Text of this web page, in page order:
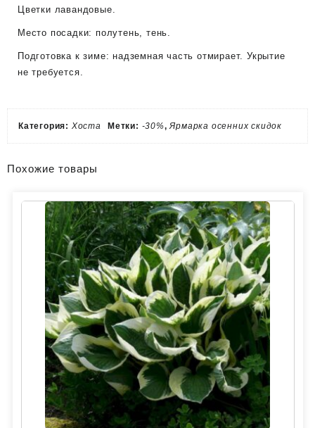
Цветки лавандовые.
Место посадки: полутень, тень.
Подготовка к зиме: надземная часть отмирает. Укрытие
не требуется.
Категория: Хоста Метки: -30%,Ярмарка осенних скидок
Похожие товары